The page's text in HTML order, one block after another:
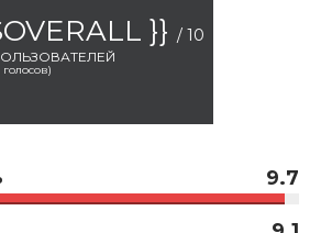
}} / 10
голосов)
9.7